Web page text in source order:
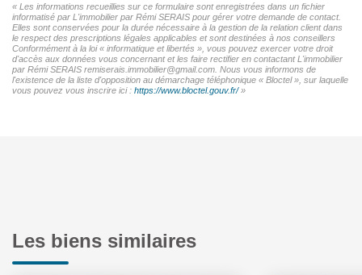
« Les informations recueillies sur ce formulaire sont enregistrées dans un fichier
informatisé par L'immobilier par Rémi SERAIS pour gérer votre demande de contact.
Elles sont conservées pour la durée nécessaire à la gestion de la relation client dans
le respect des prescriptions légales applicables et sont destinées à nos conseillers
Conformément à la loi « informatique et libertés », vous pouvez exercer votre droit
d'accès aux données vous concernant et les faire rectifier en contactant L'immobilier
par Rémi SERAIS remiserais.immobilier@gmail.com. Nous vous informons de
l'existence de la liste d'opposition au démarchage téléphonique « Bloctel », sur laquelle
vous pouvez vous inscrire ici : https://www.bloctel.gouv.fr/»
Les biens similaires